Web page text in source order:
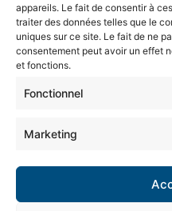
appareils. Le fait de consentir à
traiter des données telles que le
uniques sur ce site. Le fait de ne
consentement peut avoir un effet
et fonctions.
Fonctionnel
Marketing